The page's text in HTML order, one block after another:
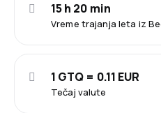
Vreme trajanja leta iz
15 h 20 min
Tečaj valute
1 GTQ = 0.11 EUR